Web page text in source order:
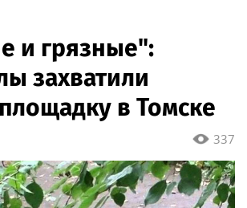
и грязные":
захватили
в Томске
337